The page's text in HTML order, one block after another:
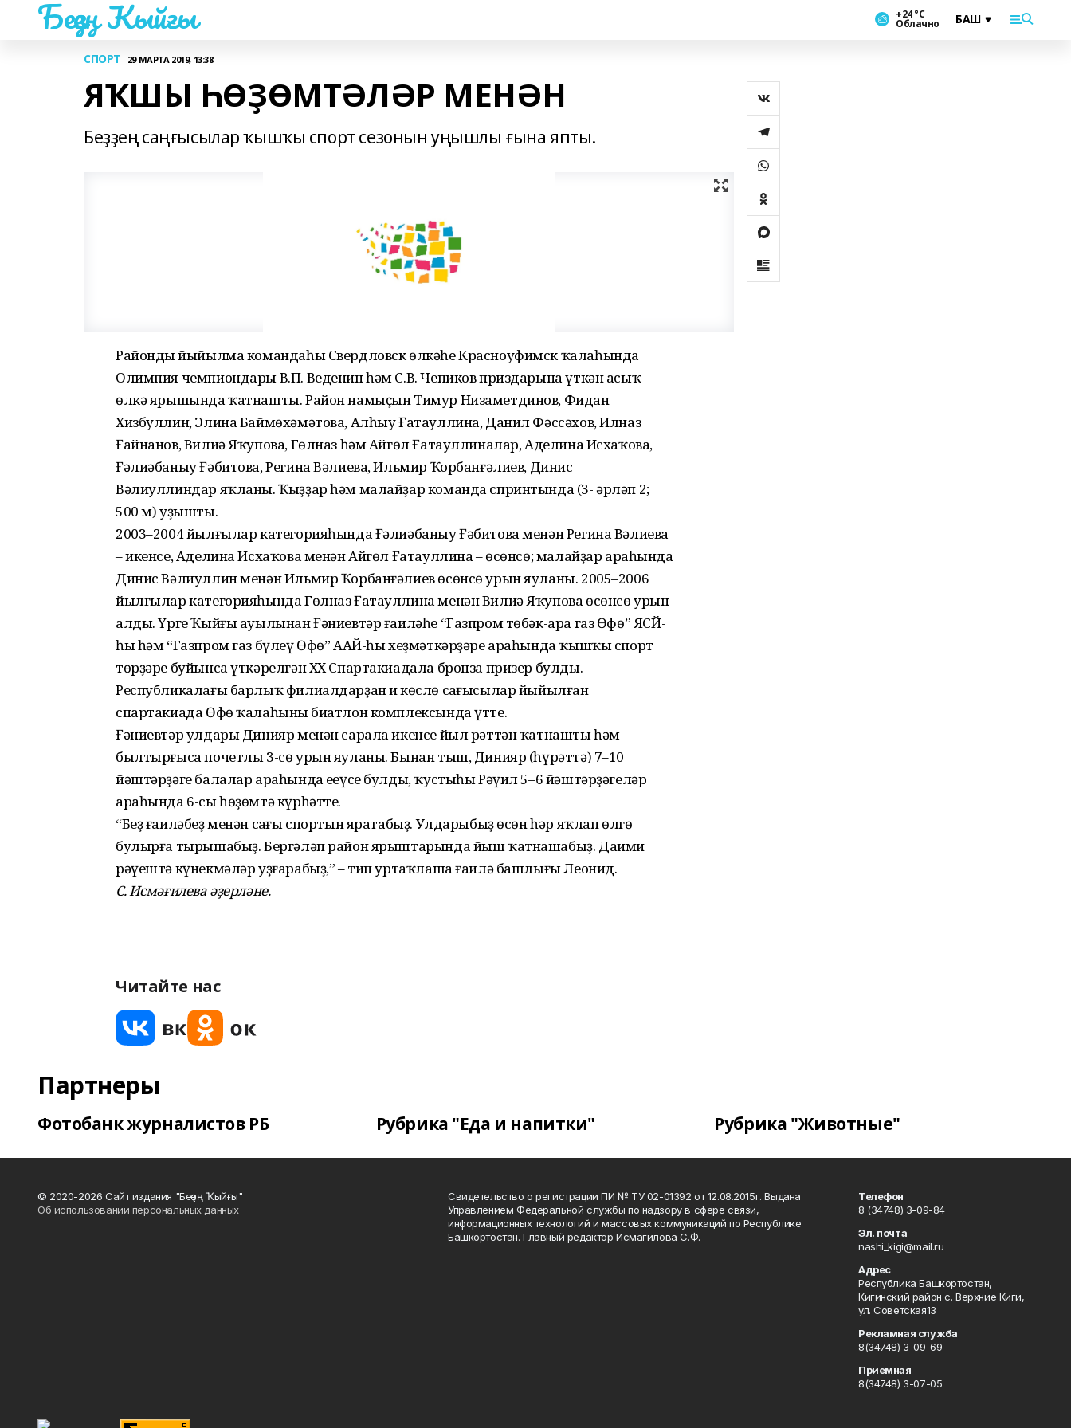
Беҙҙең Ҡыйғы +24 °С
Облачно
СПОРТ 29 МАРТА 2019, 13:38
ЯҠШЫ ҺӨҘӨМТӘЛӘР МЕНӘН
Беҙҙең саңғысылар ҡышҡы спорт сезонын уңышлы ғына япты.
Райондың йыйылма командаһы Свердловск өлкәһе Красноуфимск ҡалаһында
Олимпия чемпиондары В.П. Веденин һәм С.В. Чепиков приздарына үткән асыҡ
өлкә ярышында ҡатнашты. Район намыҫын Тимур Низаметдинов, Фидан
Хизбуллин, Элина Баймөхәмәтова, Алһыу Ғатауллина, Данил Фәссәхов, Илназ
Ғайнанов, Вилиә Яҡупова, Гөлназ һәм Айгөл Ғатауллиналар, Аделина Исхаҡова,
Ғәлиәбаныу Ғәбитова, Регина Вәлиева, Ильмир Ҡорбанғәлиев, Динис
Вәлиуллиндар яҡланы. Ҡыҙҙар һәм малайҙар команда спринтында (3- әрләп 2;
500 м) уҙышты.
2003–2004 йылғылар категорияһында Ғәлиәбаныу Ғәбитова менән Регина Вәлиева
– икенсе, Аделина Исхаҡова менән Айгөл Ғатауллина – өсөнсө; малайҙар араһында
Динис Вәлиуллин менән Ильмир Ҡорбанғәлиев өсөнсө урын яуланы. 2005–2006
йылғылар категорияһында Гөлназ Ғатауллина менән Вилиә Яҡупова өсөнсө урын
алды. Үрге Ҡыйғы ауылынан Ғәниевтәр ғаиләһе “Газпром төбәк-ара газ Өфө” ЯСЙ-
һы һәм “Газпром газ бүлеү Өфө” ААЙ-һы хеҙмәткәрҙәре араһында ҡышҡы спорт
төрҙәре буйынса үткәрелгән ХХ Спартакиадала бронза призер булды.
Республикалағы барлыҡ филиалдарҙан иң көслө саңғысылар йыйылған
спартакиада Өфө ҡалаһының биатлон комплексында үтте.
Ғәниевтәр улдары Динияр менән сарала икенсе йыл рәттән ҡатнашты һәм
былтырғыса почетлы 3-сө урын яуланы. Бынан тыш, Динияр (һүрәттә) 7–10
йәштәрҙәге балалар араһында еңеүсе булды, ҡустыһы Рәүил 5–6 йәштәрҙәгеләр
араһында 6-сы һөҙөмтә күрһәтте.
“Беҙ ғаиләбеҙ менән саңғы спортын яратабыҙ. Улдарыбыҙ өсөн һәр яҡлап өлгө
булырға тырышабыҙ. Бергәләп район ярыштарында йыш ҡатнашабыҙ. Даими
рәүештә күнекмәләр уҙғарабыҙ,” – тип уртаҡлаша ғаилә башлығы Леонид.
С. Исмәғилева әҙерләне.
Читайте нас
Партнеры
Фотобанк журналистов РБ Рубрика "Еда и напитки" Рубрика "Животные"
© 2020-2026 Сайт издания "Беҙҙең Ҡыйғы"
Об использовании персональных данных
Свидетельство о регистрации ПИ № ТУ 02-01392 от 12.08.2015г. Выдана
Управлением Федеральной службы по надзору в сфере связи,
информационных технологий и массовых коммуникаций по Республике
Башкортостан. Главный редактор Исмагилова С.Ф.
Телефон
8 (34748) 3-09-84
Эл. почта
nashi_kigi@mail.ru
Адрес
Республика Башкортостан,
Кигинский район с. Верхние Киги,
ул. Советская13
Рекламная служба
8(34748) 3-09-69
Приемная
8(34748) 3-07-05